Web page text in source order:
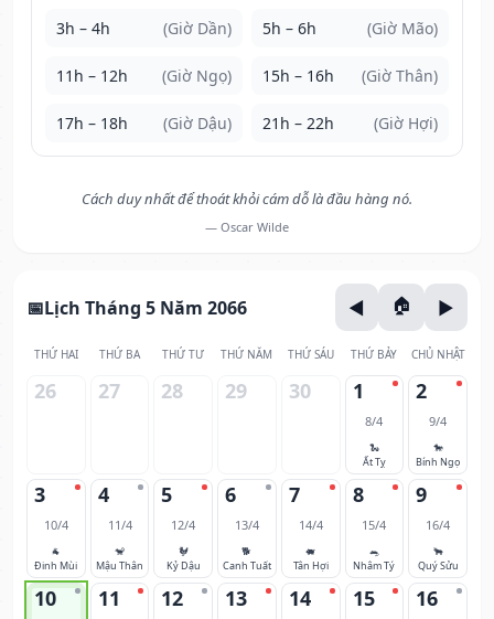
3h – 4h (Giờ Dần) 5h – 6h (Giờ Mão)
11h – 12h (Giờ Ngọ) 15h – 16h (Giờ Thân)
17h – 18h (Giờ Dậu) 21h – 22h (Giờ Hợi)
Cách duy nhất để thoát khỏi cám dỗ là đầu hàng nó.
— Oscar Wilde
Lịch Tháng 5 Năm 2066
THỨ HAI THỨ BA THỨ TƯ THỨ NĂM THỨ SÁU THỨ BẢY CHỦ NHẬT
26 27 28 29 30 1
8/4
🐍
Ất Tỵ
2
9/4
🐎
Bính Ngọ
3
10/4
🐐
Đinh Mùi
4
11/4
🐒
Mậu Thân
5
12/4
🐓
Kỷ Dậu
6
13/4
🐕
Canh Tuất
7
14/4
🐖
Tân Hợi
8
15/4
🐀
Nhâm Tý
9
16/4
🐂
Quý Sửu
10 11 12 13 14 15 16